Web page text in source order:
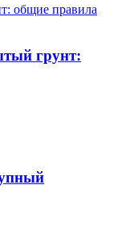
общие правила
грунт: